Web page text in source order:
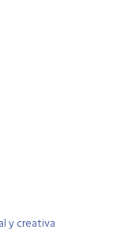
y creativa